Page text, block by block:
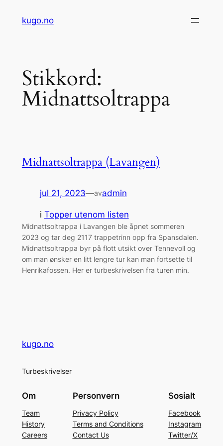
kugo.no
Stikkord:
Midnattsoltrappa
Midnattsoltrappa (Lavangen)
jul 21, 2023—avadmin
i Topper utenom listen
Midnattsoltrappa i Lavangen ble åpnet sommeren
2023 og tar deg 2117 trappetrinn opp fra Spansdalen.
Midnattsoltrappa byr på flott utsikt over Tennevoll og
om man ønsker en litt lengre tur kan man fortsette til
Henrikafossen. Her er turbeskrivelsen fra turen min.
kugo.no
Turbeskrivelser
Om
Team
History
Careers
Personvern
Privacy Policy
Terms and Conditions
Contact Us
Sosialt
Facebook
Instagram
Twitter/X